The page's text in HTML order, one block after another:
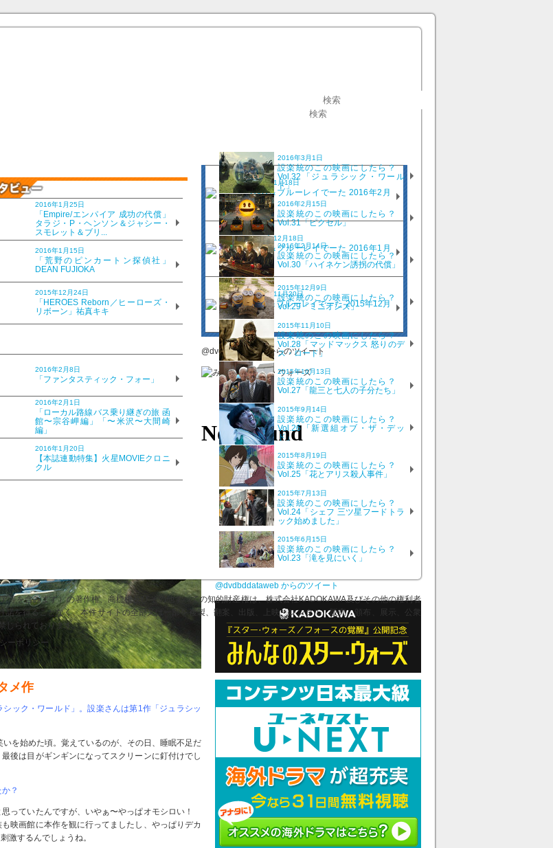
2016年1月25日
「Empire/エンパイア 成功の代償」
タラジ・P・ヘンソン＆ジャシー・
スモレット＆ブリ...
2016年1月15日
「荒野のピンカートン探偵社」
DEAN FUJIOKA
2015年12月24日
「HEROES Reborn／ヒーローズ・
リボーン」祐真キキ
2016年2月8日
「ファンタスティック・フォー」
2016年2月1日
「ローカル路線バス乗り継ぎの旅 函
館〜宗谷岬編」「〜米沢〜大間崎
編」
2016年1月20日
【本誌連動特集】火星MOVIEクロニ
クル
2016年1月18日
DVD＆ブルーレイでーた 2016年2月
号
2015年12月18日
DVD＆ブルーレイでーた 2016年1月
号
2015年11月20日
DVD＆ブルーレイでーた 2015年12月
号
@dvdbddataweb からのツイート
等を含みます）の著作権、商標権及びその他すべての知的財産権は、株式会社KADOKAWA及びその他の権利者
を得ることなく、本件サイトの全部又は一部を複製、翻案、出版、上映、レンタル、販売、頒布、展示、公衆
じられております。
ーポリシー
「ジュラシック・ワ
メ作
ック・ワールド」。設楽さんは第1作「ジュラシッ
を始めた頃。覚えているのが、その日、睡眠不足だ
後は目がギンギンになってスクリーンに釘付けでし
？
っていたんですが、いやぁ〜やっぱオモシロい！
映画館に本作を観に行ってましたし、やっぱりデカ
激するんでしょうね。
2016年3月1日
設楽統のこの映画にしたら？
Vol.32「ジュラシック・ワール
ド」
2016年2月15日
設楽統のこの映画にしたら？
Vol.31「ピクセル」
2016年2月14日
設楽統のこの映画にしたら？
Vol.30「ハイネケン誘拐の代償」
2015年12月9日
設楽統のこの映画にしたら？
Vol.29「ミニオンズ」
2015年11月10日
設楽統のこの映画にしたら？
Vol.28「マッドマックス 怒りのデ
ス・ロード」
2015年10月13日
設楽統のこの映画にしたら？
Vol.27「龍三と七人の子分たち」
2015年9月14日
設楽統のこの映画にしたら？
Vol.26「新選組オブ・ザ・デッ
ド」
2015年8月19日
設楽統のこの映画にしたら？
Vol.25「花とアリス殺人事件」
2015年7月13日
設楽統のこの映画にしたら？
Vol.24「シェフ 三ツ星フードトラ
ック始めました」
2015年6月15日
設楽統のこの映画にしたら？
Vol.23「滝を見にいく」
@dvdbddataweb からのツイート